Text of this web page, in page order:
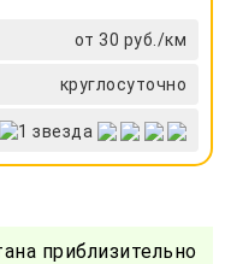
от 30 руб./км
круглосуточно
приблизительно